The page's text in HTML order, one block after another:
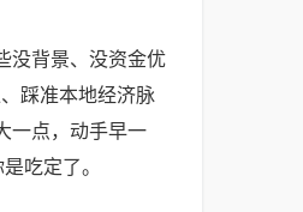
没背景、没资金优
踩准本地经济脉
一点，动手早一
吃定了。